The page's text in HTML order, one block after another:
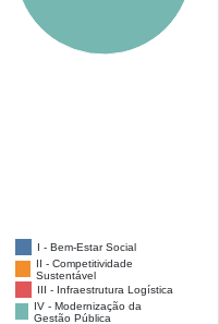
I - Bem-Estar Social
II - Competitividade
Sustentável
III - Infraestrutura Logística
IV - Modernização da
Gestão Pública